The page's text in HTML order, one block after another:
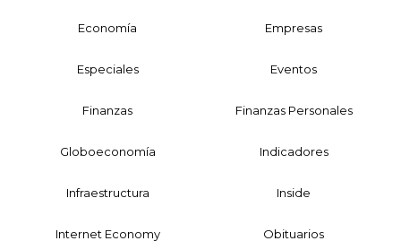
Economía Empresas
Especiales Eventos
Finanzas Finanzas Personales
Globoeconomía Indicadores
Infraestructura Inside
Internet Economy Obituarios